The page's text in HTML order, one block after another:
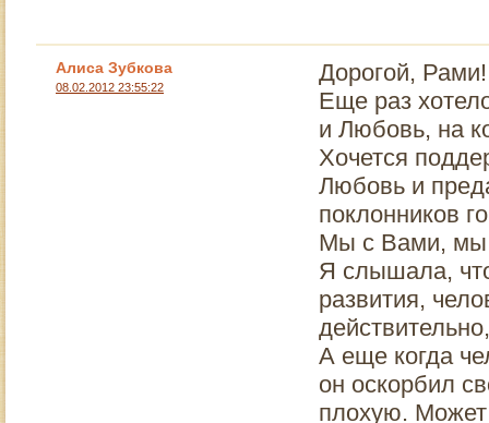
Алиса Зубкова
08.02.2012 23:55:22
Дорогой, Рами!
Еще раз
и Любовь, на
Хочется
Любовь и
поклонников
Мы с Вами, мы
Я слышала,
развития,
А еще когда
он оскорбил
плохую. Может